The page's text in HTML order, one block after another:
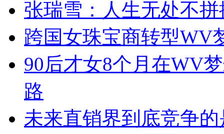
张瑞雪：人生无处不拼
跨国女珠宝商转型WV
90后才女8个月在WV
路
未来直销界到底竞争